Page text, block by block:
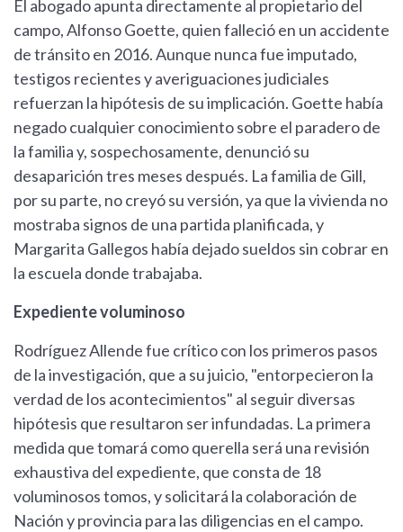
El abogado apunta directamente al propietario del
campo, Alfonso Goette, quien falleció en un accidente
de tránsito en 2016. Aunque nunca fue imputado,
testigos recientes y averiguaciones judiciales
refuerzan la hipótesis de su implicación. Goette había
negado cualquier conocimiento sobre el paradero de
la familia y, sospechosamente, denunció su
desaparición tres meses después. La familia de Gill,
por su parte, no creyó su versión, ya que la vivienda no
mostraba signos de una partida planificada, y
Margarita Gallegos había dejado sueldos sin cobrar en
la escuela donde trabajaba.
Expediente voluminoso
Rodríguez Allende fue crítico con los primeros pasos
de la investigación, que a su juicio, "entorpecieron la
verdad de los acontecimientos" al seguir diversas
hipótesis que resultaron ser infundadas. La primera
medida que tomará como querella será una revisión
exhaustiva del expediente, que consta de 18
voluminosos tomos, y solicitará la colaboración de
Nación y provincia para las diligencias en el campo.